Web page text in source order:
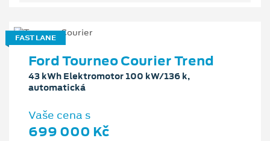
FAST LANE
Ford Tourneo Courier Trend
43 kWh Elektromotor 100 kW/136 k,
automatická
Vaše cena s
699 000 Kč